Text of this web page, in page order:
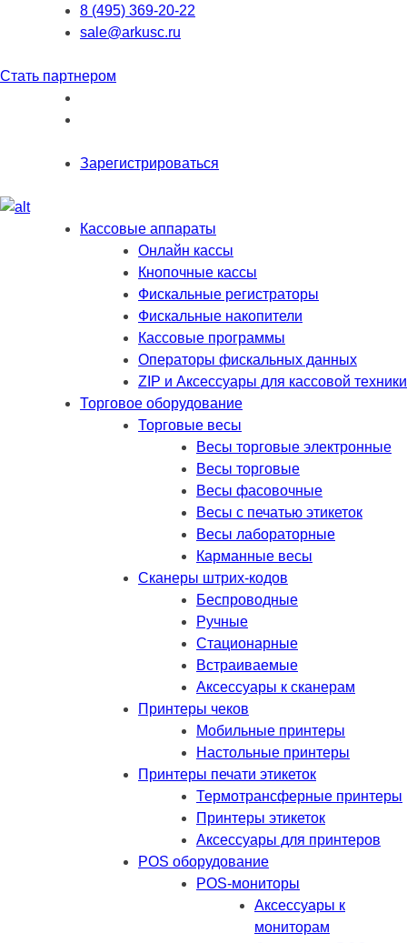
8 (495) 369-20-22
sale@arkusc.ru
Стать партнером
Зарегистрироваться
Кассовые аппараты
Онлайн кассы
Кнопочные кассы
Фискальные регистраторы
Фискальные накопители
Кассовые программы
Операторы фискальных данных
ZIP и Аксессуары для кассовой техники
Торговое оборудование
Торговые весы
Весы торговые электронные
Весы торговые
Весы фасовочные
Весы с печатью этикеток
Весы лабораторные
Карманные весы
Сканеры штрих-кодов
Беспроводные
Ручные
Стационарные
Встраиваемые
Аксессуары к сканерам
Принтеры чеков
Мобильные принтеры
Настольные принтеры
Принтеры печати этикеток
Термотрансферные принтеры
Принтеры этикеток
Аксессуары для принтеров
POS оборудование
POS-мониторы
Аксессуары к
мониторам